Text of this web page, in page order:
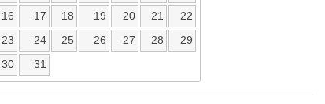
16
17 18 19 20 21
22
23
24 25 26 27 28
29
30
31